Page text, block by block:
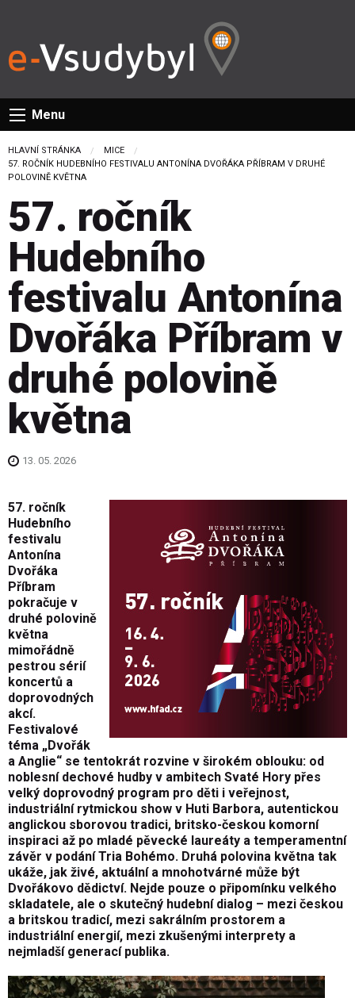
Menu
HLAVNÍ STRÁNKA
MICE
CURRENT:
57. ROČNÍK HUDEBNÍHO FESTIVALU ANTONÍNA DVOŘÁKA PŘÍBRAM V DRUHÉ
POLOVINĚ KVĚTNA
57. ročník
Hudebního
festivalu Antonína
Dvořáka Příbram v
druhé polovině
května
13. 05. 2026
57. ročník
Hudebního
festivalu
Antonína
Dvořáka
Příbram
pokračuje v
druhé polovině
května
mimořádně
pestrou sérií
koncertů a
doprovodných
akcí.
Festivalové
téma „Dvořák
a Anglie“ se tentokrát rozvine v širokém oblouku: od
noblesní dechové hudby v ambitech Svaté Hory přes
velký doprovodný program pro děti i veřejnost,
industriální rytmickou show v Huti Barbora, autentickou
anglickou sborovou tradici, britsko-českou komorní
inspiraci až po mladé pěvecké laureáty a temperamentní
závěr v podání Tria Bohémo. Druhá polovina května tak
ukáže, jak živé, aktuální a mnohotvárné může být
Dvořákovo dědictví. Nejde pouze o připomínku velkého
skladatele, ale o skutečný hudební dialog – mezi českou
a britskou tradicí, mezi sakrálním prostorem a
industriální energií, mezi zkušenými interprety a
nejmladší generací publika.